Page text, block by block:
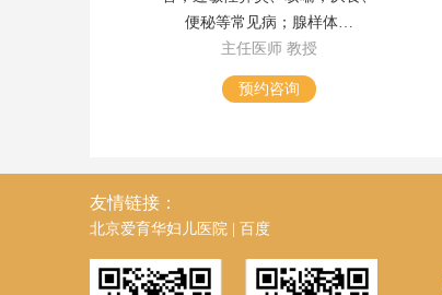
便秘等常见病；腺样体…
主任医师 教授
预约咨询
友情链接：
北京爱育华妇儿医院 百度